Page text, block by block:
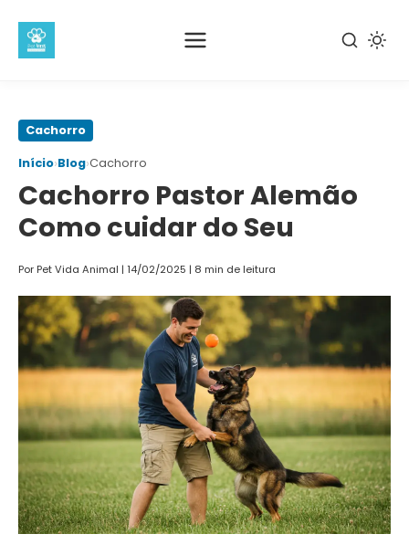
Pular
conteúdo
principal
Cachorro
Início›Blog›Cachorro
Cachorro Pastor Alemão
Como cuidar do Seu
Por Pet Vida Animal | 14/02/2025 | 8 min de leitura